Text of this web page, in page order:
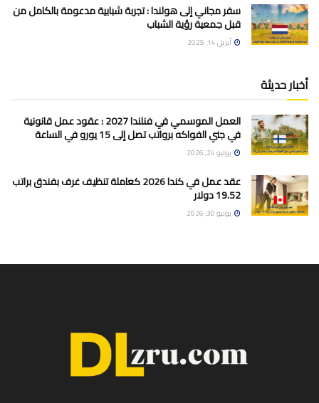
سفر مجاني إلى هولندا : تجربة شبابية مدعومة بالكامل من
قبل جمعية رؤية الشباب
أبريل 14, 2025
أخبار حديثة
العمل الموسمي في فنلندا 2027 : عقود عمل قانونية
في جني الفواكه برواتب تصل إلى 15 يورو في الساعة
يوليو 24, 2026
عقد عمل في كندا 2026 كعاملة تنظيف غرف بفندق براتب
19.52 دولار
يونيو 30, 2026